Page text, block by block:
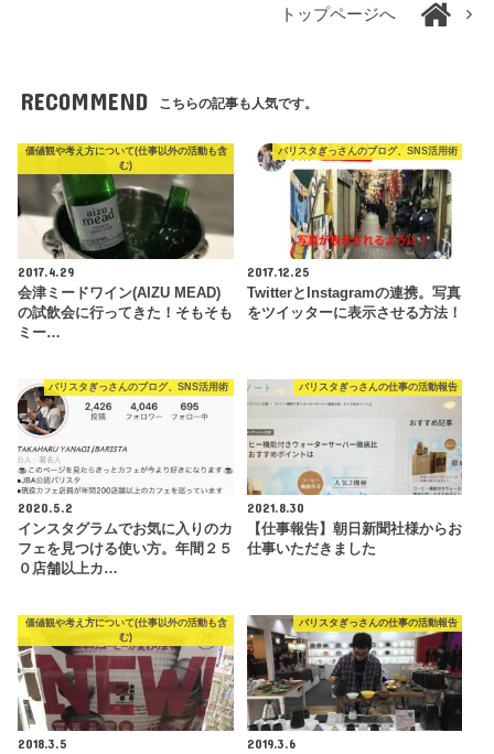
トップページへ
RECOMMEND こちらの記事も人気です。
価値観や考え方について(仕事以外の活動も含
む)
2017.4.29
会津ミードワイン(AIZU MEAD)
の試飲会に行ってきた！そもそも
ミー…
バリスタぎっさんのブログ、SNS活用術
2017.12.25
TwitterとInstagramの連携。写真
をツイッターに表示させる方法！
バリスタぎっさんのブログ、SNS活用術
2020.5.2
インスタグラムでお気に入りのカ
フェを見つける使い方。年間２５
０店舗以上カ…
バリスタぎっさんの仕事の活動報告
2021.8.30
【仕事報告】朝日新聞社様からお
仕事いただきました
価値観や考え方について(仕事以外の活動も含
む)
2018.3.5
バリスタぎっさんの仕事の活動報告
2019.3.6